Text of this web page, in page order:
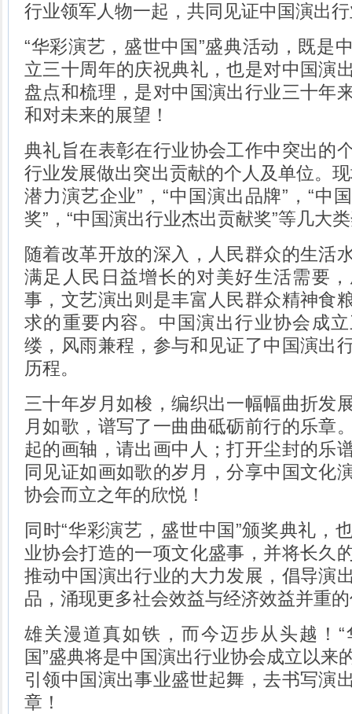
行业领军人物一起，共同见证中国演出
“华彩演艺，盛世中国”盛典活动，既是
立三十周年的庆祝典礼，也是对中国演
盘点和梳理，是对中国演出行业三十年
和对未来的展望！
典礼旨在表彰在行业协会工作中突出的
行业发展做出突出贡献的个人及单位。
潜力演艺企业”，“中国演出品牌”，“中
奖”，“中国演出行业杰出贡献奖”等几大
随着改革开放的深入，人民群众的生活
满足人民日益增长的对美好生活需要
事，文艺演出则是丰富人民群众精神食
求的重要内容。中国演出行业协会成
缕，风雨兼程，参与和见证了中国演出
历程。
三十年岁月如梭，编织出一幅幅曲折发
月如歌，谱写了一曲曲砥砺前行的乐章
起的画轴，请出画中人；打开尘封的乐
同见证如画如歌的岁月，分享中国文化
协会而立之年的欣悦！
同时“华彩演艺，盛世中国”颁奖典礼，
业协会打造的一项文化盛事，并将长久
推动中国演出行业的大力发展，倡导演
品，涌现更多社会效益与经济效益并重
雄关漫道真如铁，而今迈步从头越！
国”盛典将是中国演出行业协会成立以来
引领中国演出事业盛世起舞，去书写演
章！